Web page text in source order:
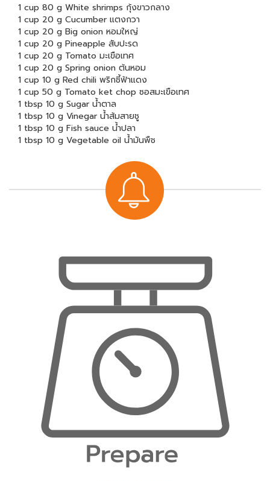
1 cup 80 g White shrimps กุ้งขาวกลาง
1 cup 20 g Cucumber แตงกวา
1 cup 20 g Big onion หอมใหญ่
1 cup 20 g Pineapple สับปะรด
1 cup 20 g Tomato มะเขือเทศ
1 cup 20 g Spring onion ต้นหอม
1 cup 10 g Red chili พริกชี้ฟ้าแดง
1 cup 50 g Tomato ket chop ซอสมะเขือเทศ
1 tbsp 10 g Sugar น้ำตาล
1 tbsp 10 g Vinegar น้ำส้มสายชู
1 tbsp 10 g Fish sauce น้ำปลา
1 tbsp 10 g Vegetable oil น้ำมันพืช